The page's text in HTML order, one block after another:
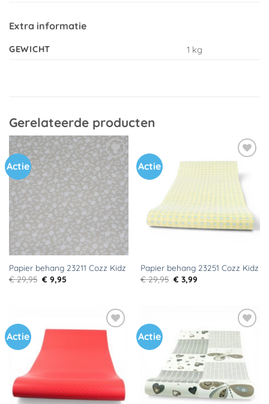
Extra informatie
GEWICHT 1 kg
Gerelateerde producten
Actie
Toevoegen
aan
verlanglijst
Papier behang 23211 Cozz Kidz
€29,95 Oorspronkelijke
prijs
€ 9,95Huidige
Actie
Toevoegen
aan
verlanglijst
Papier behang 23251 Cozz Kidz
€29,95 Oorspronkelijke
prijs
€ 3,99Huidige
Actie
Toevoegen
aan
verlanglijst
Actie
verlanglijst